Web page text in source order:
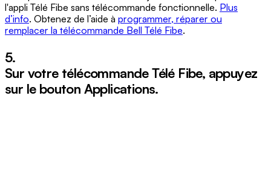
l'appli Télé Fibe sans télécommande fonctionnelle. Plus
d’info. Obtenez de l’aide à programmer, réparer ou
remplacer la télécommande Bell Télé Fibe.
5.
Sur votre télécommande Télé Fibe, appuyez
sur le bouton Applications.